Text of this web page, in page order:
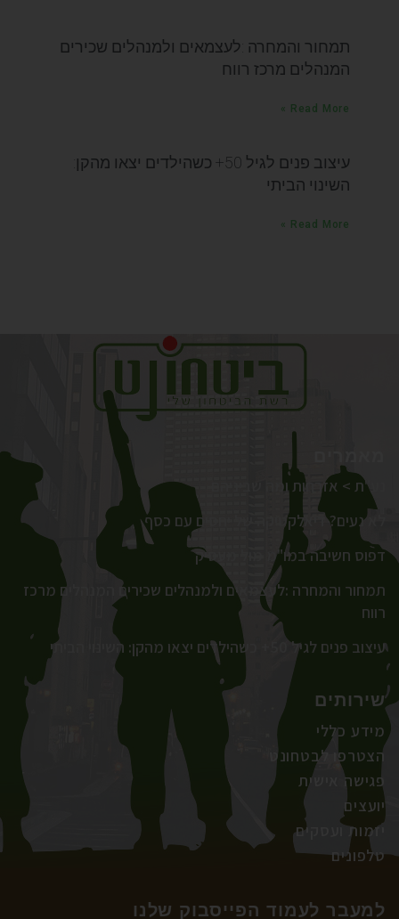
תמחור והמחרה :לעצמאים ולמנהלים שכירים
המנהלים מרכז רווח
Read More »
עיצוב פנים לגיל 50+ כשהילדים יצאו מהקן:
השינוי הביתי
Read More »
נע"ת > אזרחות ומה שביניהם
לא נעים? דיאלקטיקה של יחסים עם כסף
דפוס חשיבה במו"מ מול מעסיק
תמחור והמחרה :לעצמאים ולמנהלים שכירים המנהלים מרכז
רווח
עיצוב פנים לגיל 50+ כשהילדים יצאו מהקן: השינוי הביתי
שירותים
מידע כללי
הצטרפו לבטחונט
פגישה אישית
יועצים
יזמות ועסקים
טלפונים
למעבר לעמוד הפייסבוק שלנו